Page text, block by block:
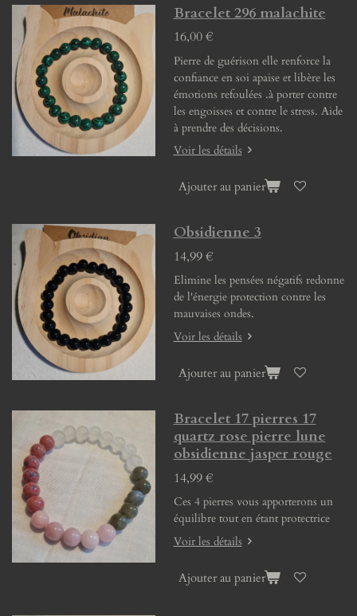
Bracelet 296 malachite
16,00 €
Pierre de guérison elle renforce la
confiance en soi apaise et libère les
émotions refoulées .à porter contre
les engoisses et contre le stress. Aide
à prendre des décisions.
Voir les détails
Ajouter au panier
Obsidienne 3
14,99 €
Elimine les pensées négatifs redonne
de l'énergie protection contre les
mauvaises ondes.
Voir les détails
Ajouter au panier
Bracelet 17 pierres 17
quartz rose pierre lune
obsidienne jasper rouge
14,99 €
Ces 4 pierres vous apporterons un
équilibre tout en étant protectrice
Voir les détails
Ajouter au panier